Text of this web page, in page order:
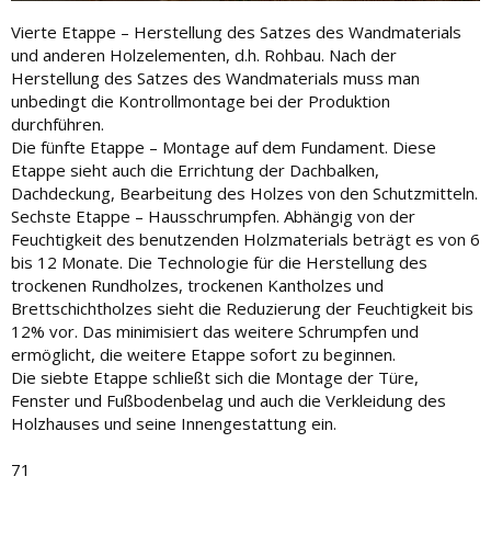
Vierte Etappe – Herstellung des Satzes des Wandmaterials
und anderen Holzelementen, d.h. Rohbau. Nach der
Herstellung des Satzes des Wandmaterials muss man
unbedingt die Kontrollmontage bei der Produktion
durchführen.
Die fünfte Etappe – Montage auf dem Fundament. Diese
Etappe sieht auch die Errichtung der Dachbalken,
Dachdeckung, Bearbeitung des Holzes von den Schutzmitteln.
Sechste Etappe – Hausschrumpfen. Abhängig von der
Feuchtigkeit des benutzenden Holzmaterials beträgt es von 6
bis 12 Monate. Die Technologie für die Herstellung des
trockenen Rundholzes, trockenen Kantholzes und
Brettschichtholzes sieht die Reduzierung der Feuchtigkeit bis
12% vor. Das minimisiert das weitere Schrumpfen und
ermöglicht, die weitere Etappe sofort zu beginnen.
Die siebte Etappe schließt sich die Montage der Türe,
Fenster und Fußbodenbelag und auch die Verkleidung des
Holzhauses und seine Innengestattung ein.
71